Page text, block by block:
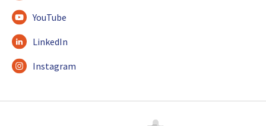
YouTube
LinkedIn
Instagram